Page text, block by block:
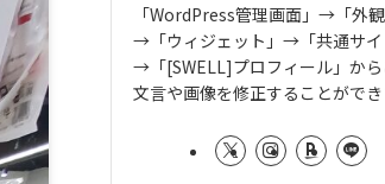
「WordPress管理画面」→「外観
→「ウィジェット」→「共通サイ
→「[SWELL]プロフィール」か
文言や画像を修正することができ